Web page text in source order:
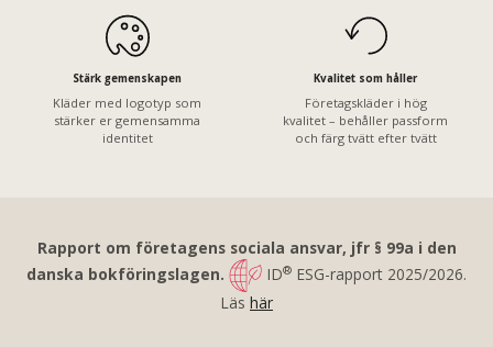
Stärk gemenskapen
Kläder med logotyp som
stärker er gemensamma
identitet
Kvalitet som håller
Företagskläder i hög
kvalitet – behåller passform
och färg tvätt efter tvätt
Rapport om företagens sociala ansvar, jfr § 99a i den
danska bokföringslagen.
ID® ESG-rapport 2025/2026.
Läs här